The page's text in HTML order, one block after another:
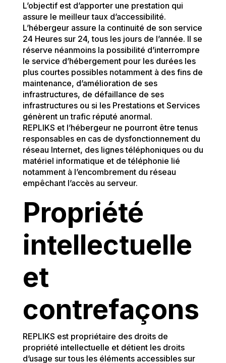
L’objectif est d’apporter une prestation qui
assure le meilleur taux d’accessibilité.
L’hébergeur assure la continuité de son service
24 Heures sur 24, tous les jours de l’année. Il se
réserve néanmoins la possibilité d’interrompre
le service d’hébergement pour les durées les
plus courtes possibles notamment à des fins de
maintenance, d’amélioration de ses
infrastructures, de défaillance de ses
infrastructures ou si les Prestations et Services
génèrent un trafic réputé anormal.
REPLIKS et l’hébergeur ne pourront être tenus
responsables en cas de dysfonctionnement du
réseau Internet, des lignes téléphoniques ou du
matériel informatique et de téléphonie lié
notamment à l’encombrement du réseau
empêchant l’accès au serveur.
Propriété
intellectuelle
et
contrefaçons
REPLIKS est propriétaire des droits de
propriété intellectuelle et détient les droits
d’usage sur tous les éléments accessibles sur